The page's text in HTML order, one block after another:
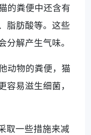
的粪便中还含有
脂肪酸等。这些
解产生气味。
动物的粪便，猫
易滋生细菌，
取一些措施来减